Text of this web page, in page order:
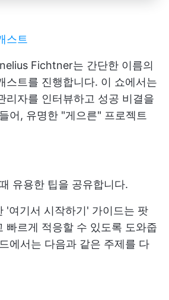
스트
Fichtner는 간단한 이름의
스트를 진행합니다. 이 쇼에서는
리자를 인터뷰하고 성공 비결을
어, 유명한 "게으른" 프로젝트
유용한 팁을 공유합니다.
'여기서 시작하기' 가이드는 팟
빠르게 적응할 수 있도록 도와줍
에서는 다음과 같은 주제를 다